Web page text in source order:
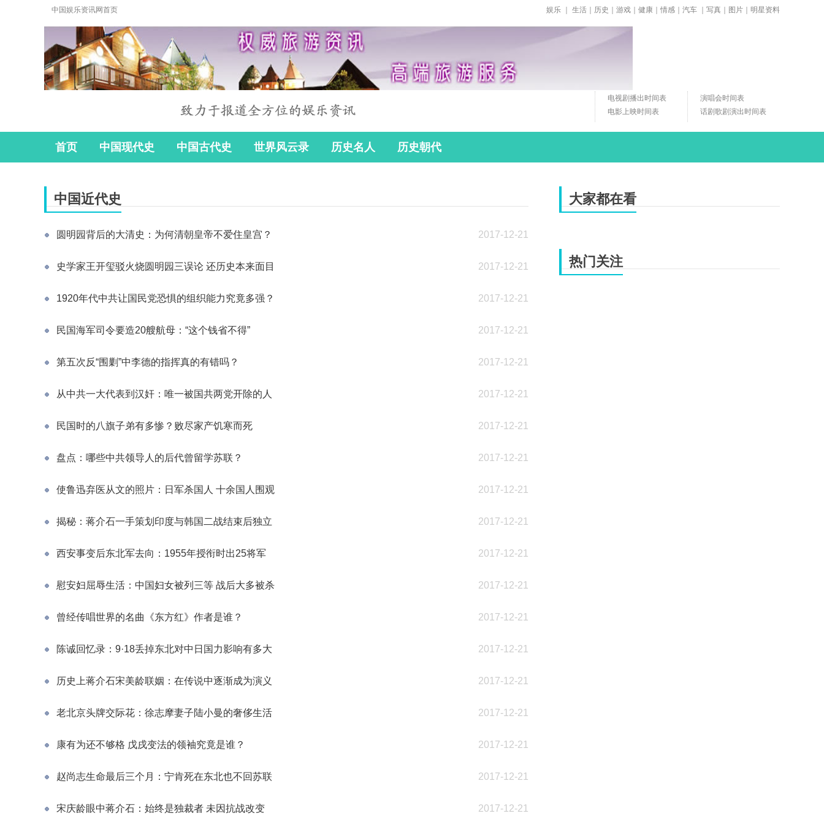
娱乐 生活 历史 游戏 健康 情感 汽车 写真 图片 明星资料
中国娱乐资讯网首页
演唱会时间表
话剧歌剧演出时间表
电视剧播出时间表
电影上映时间表
首页 中国现代史 中国古代史 世界风云录 历史名人 历史朝代
中国近代史
2017-12-21
圆明园背后的大清史：为何清朝皇帝不爱住皇宫？
2017-12-21
史学家王开玺驳火烧圆明园三误论 还历史本来面目
2017-12-21
1920年代中共让国民党恐惧的组织能力究竟多强？
2017-12-21
民国海军司令要造20艘航母：“这个钱省不得”
2017-12-21
第五次反“围剿”中李德的指挥真的有错吗？
2017-12-21
从中共一大代表到汉奸：唯一被国共两党开除的人
2017-12-21
民国时的八旗子弟有多惨？败尽家产饥寒而死
2017-12-21
盘点：哪些中共领导人的后代曾留学苏联？
2017-12-21
使鲁迅弃医从文的照片：日军杀国人 十余国人围观
2017-12-21
揭秘：蒋介石一手策划印度与韩国二战结束后独立
2017-12-21
西安事变后东北军去向：1955年授衔时出25将军
2017-12-21
慰安妇屈辱生活：中国妇女被列三等 战后大多被杀
2017-12-21
曾经传唱世界的名曲《东方红》作者是谁？
2017-12-21
陈诚回忆录：9·18丢掉东北对中日国力影响有多大
2017-12-21
历史上蒋介石宋美龄联姻：在传说中逐渐成为演义
2017-12-21
老北京头牌交际花：徐志摩妻子陆小曼的奢侈生活
2017-12-21
康有为还不够格 戊戌变法的领袖究竟是谁？
2017-12-21
赵尚志生命最后三个月：宁肯死在东北也不回苏联
2017-12-21
宋庆龄眼中蒋介石：始终是独裁者 未因抗战改变
大家都在看
热门关注